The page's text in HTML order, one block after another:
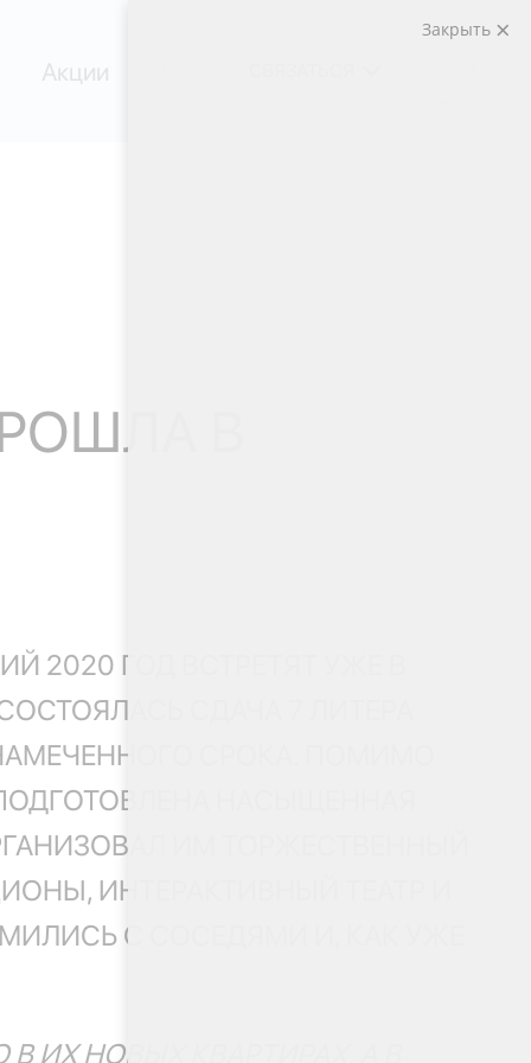
Акции
В
ГОД ВСТРЕТЯТ УЖЕ В
СДАЧА 7 ЛИТЕРА
СРОКА. ПОМИМО
НАСЫЩЕННАЯ
ИМ ТОРЖЕСТВЕННЫЙ
ИНТЕРАКТИВНЫЙ ТЕАТР И
С СОСЕДЯМИ И, КАК УЖЕ
НОВЫХ КВАРТИРАХ, А В
Закрыть